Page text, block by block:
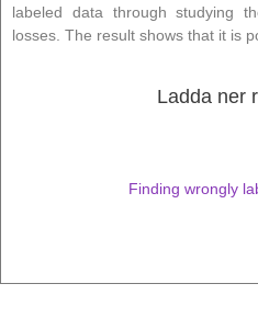
labeled data through studying
losses. The result shows that it is
Ladda ner
Finding wrongly